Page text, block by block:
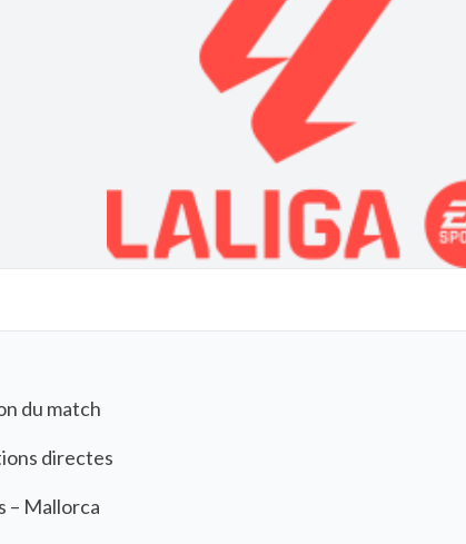
du match
directes
– Mallorca